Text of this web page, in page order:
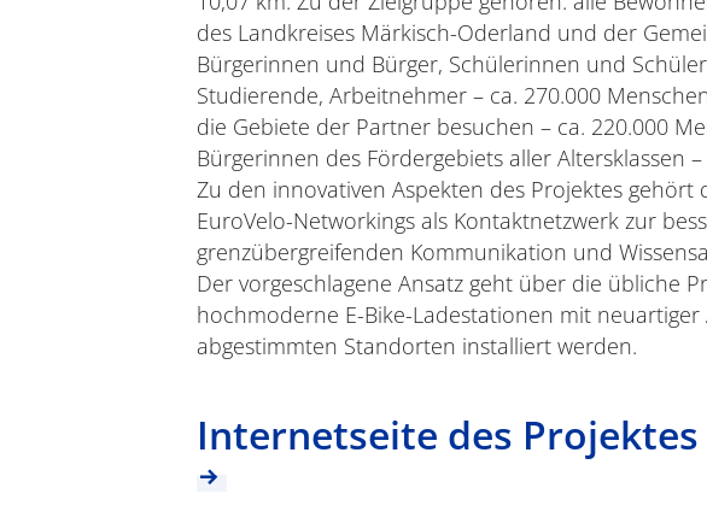
des Landkreises Märkisch-Oderland und der
Bürgerinnen und Bürger, Schülerinnen und
Studierende, Arbeitnehmer – ca. 270.000
die Gebiete der Partner besuchen – ca. 220.000
Bürgerinnen des Fördergebiets aller Altersklassen
Zu den innovativen Aspekten des Projektes gehört
EuroVelo-Networkings als Kontaktnetzwerk zur
grenzübergreifenden Kommunikation und
Der vorgeschlagene Ansatz geht über die übliche
hochmoderne E-Bike-Ladestationen mit neuartiger
abgestimmten Standorten installiert werden.
Internetseite des Projektes